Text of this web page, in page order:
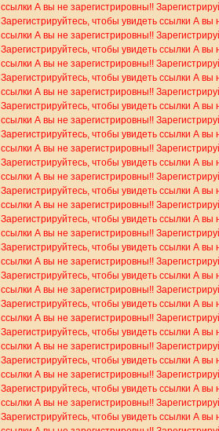
ссылки А вы не зарегистрировны!!
Зарегистрируйтесь, чтобы увидеть ссылки А вы
ссылки А вы не зарегистрировны!!
Зарегистрируйтесь, чтобы увидеть ссылки А вы
ссылки А вы не зарегистрировны!!
Зарегистрируйтесь, чтобы увидеть ссылки А вы
ссылки А вы не зарегистрировны!!
Зарегистрируйтесь, чтобы увидеть ссылки А вы
ссылки А вы не зарегистрировны!!
Зарегистрируйтесь, чтобы увидеть ссылки А вы
ссылки А вы не зарегистрировны!!
Зарегистрируйтесь, чтобы увидеть ссылки А вы
ссылки А вы не зарегистрировны!!
Зарегистрируйтесь, чтобы увидеть ссылки А вы
ссылки А вы не зарегистрировны!!
Зарегистрируйтесь, чтобы увидеть ссылки А вы
ссылки А вы не зарегистрировны!!
Зарегистрируйтесь, чтобы увидеть ссылки А вы
ссылки А вы не зарегистрировны!!
Зарегистрируйтесь, чтобы увидеть ссылки А вы
ссылки А вы не зарегистрировны!!
Зарегистрируйтесь, чтобы увидеть ссылки А вы
ссылки А вы не зарегистрировны!!
Зарегистрируйтесь, чтобы увидеть ссылки А вы
ссылки А вы не зарегистрировны!!
Зарегистрируйтесь, чтобы увидеть ссылки А вы
ссылки А вы не зарегистрировны!!
Зарегистрируйтесь, чтобы увидеть ссылки А вы
ссылки А вы не зарегистрировны!!
Зарегистрируйтесь, чтобы увидеть ссылки А вы